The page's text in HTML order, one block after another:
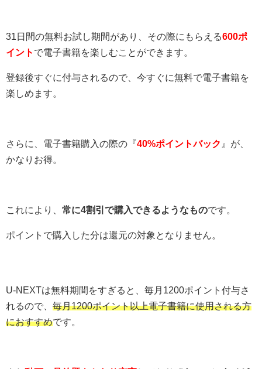
31日間の無料お試し期間があり、その際にもらえる600ポ
イント で電子書籍を楽しむことができます。
登録後すぐに付与されるので、今すぐに無料で電子書籍を
楽しめます。
さらに、電子書籍購入の際の『40%ポイントバック 』が、
かなりお得。
これにより、 常に4割引で購入できるようなものです。
ポイントで購入した分は還元の対象となりません。
U-NEXTは無料期間をすぎると、毎月1200ポイント付与さ
れるので、 毎月1200ポイント以上電子書籍に使用される方
におすすめです。